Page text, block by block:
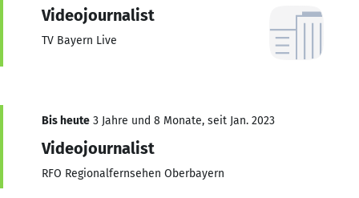
Videojournalist
TV Bayern Live
Bis heute 3 Jahre und 8 Monate, seit Jan. 2023
Videojournalist
RFO Regionalfernsehen Oberbayern